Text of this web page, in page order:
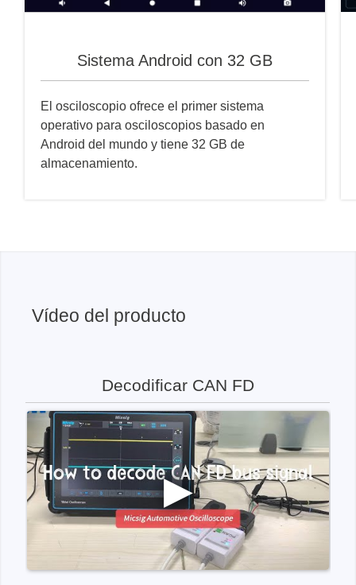
Sistema Android con 32 GB
El osciloscopio ofrece el primer sistema
operativo para osciloscopios basado en
Android del mundo y tiene 32 GB de
almacenamiento.
Vídeo del producto
Decodificar CAN FD